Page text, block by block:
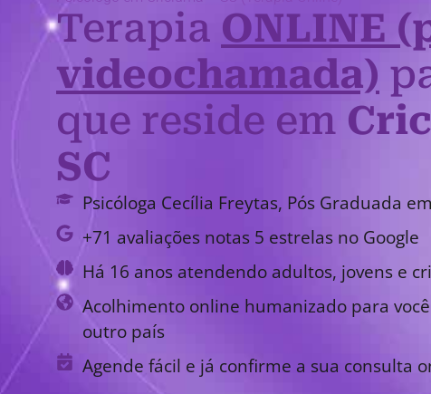
Terapia ONLINE
videochamada)
que reside em
SC
Psicóloga Cecília Freytas, Pós Graduada
+71 avaliações notas 5 estrelas no Google
Há 16 anos atendendo adultos, jovens e
Acolhimento online humanizado para
outro país
Agende fácil e já confirme a sua consulta